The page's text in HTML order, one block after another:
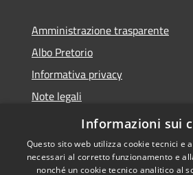
Amministrazione trasparente
Albo Pretorio
Informativa privacy
Note legali
Dichiarazione di accessibilità
Informazioni sui
Questo sito web utilizza cookie tecnici e
necessari al corretto funzionamento e
nonché un cookie tecnico analitico al